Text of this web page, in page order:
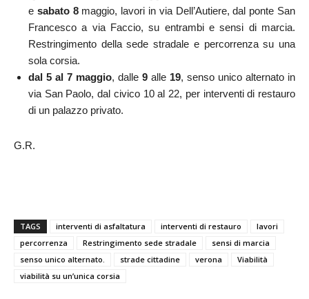
e sabato 8maggio, lavori in via Dell’Autiere, dal ponte San
Francesco a via Faccio, su entrambi e sensi di marcia.
Restringimento della sede stradale e percorrenza su una
sola corsia.
dal 5 al 7 maggio, dalle 9 alle 19, senso unico alternato in
via San Paolo, dal civico 10 al 22, per interventi di restauro
di un palazzo privato.
G.R.
TAGS interventi di asfaltatura interventi di restauro
lavori
percorrenza
Restringimento sede stradale
sensi di marcia
senso unico alternato.
strade cittadine verona
Viabilità
viabilità su un’unica corsia